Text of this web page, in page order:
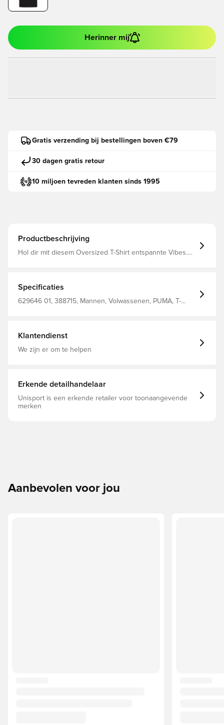
Herinner mij
Gratis verzending bij bestellingen boven €79
30 dagen gratis retour
10 miljoen tevreden klanten sinds 1995
Productbeschrijving
Hol dir mit diesem Oversized T-Shirt entspannte Vibes.
Statement mit PUMA. Oversized Fit 160 g/m², Single-
Jersey-Gewebe Reguläre Länge Rundhalsausschnitt
Kurze Ärmel PUMA Branding-Details
Specificaties
629646 01, 388715, Mannen, Volwassenen, PUMA, T-
Klantendienst
We zijn er om te helpen
Erkende detailhandelaar
Unisport is een erkende retailer voor toonaangevende
merken
Aanbevolen voor jou